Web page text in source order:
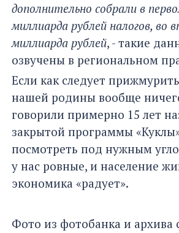
дополнительно собрали в
миллиарда рублей налогов, во
миллиарда рублей, - такие
озвучены в региональном
Если как следует
нашей родины вообще
говорили примерно 15 лет
закрытой программы
посмотреть под нужным
у нас ровные, и население
экономика «радует».
Фото из фотобанка и архива